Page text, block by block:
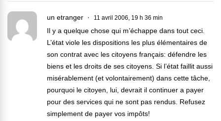
un etranger 11 avril 2006, 19 h 36 min
Il y a quelque chose qui m’échappe dans tout ceci.
L’état viole les dispositions les plus élémentaires de
son contrat avec les citoyens français: défendre les
biens et les droits de ses citoyens. Si l’état faillit aussi
misérablement (et volontairement) dans cette tâche,
pourquoi le citoyen, lui, devrait il continuer a payer
pour des services qui ne sont pas rendus. Refusez
simplement de payer vos impôts!